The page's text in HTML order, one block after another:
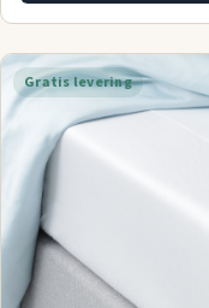
Gratis levering